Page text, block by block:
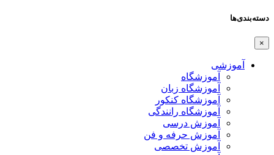
دسته‌بندی‌ها
×
آموزشی
آموزشگاه
آموزشگاه زبان
آموزشگاه کنکور
آموزشگاه رانندگی
آموزش درسی
آموزش حرفه و فن
آموزش تخصصی